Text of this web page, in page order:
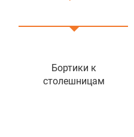
Бортики к
столешницам